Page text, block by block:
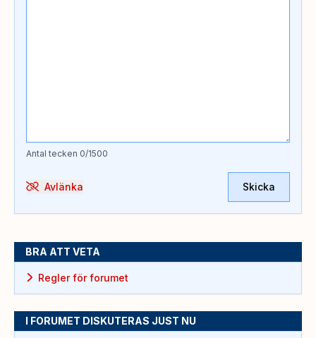
Antal tecken 0/1500
Avlänka Skicka
BRA ATT VETA
Regler för forumet
I FORUMET DISKUTERAS JUST NU